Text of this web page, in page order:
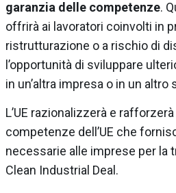
garanzia delle competenze.
offrirà ai lavoratori coinvolti in
ristrutturazione o a rischio di
l’opportunità di sviluppare
in un’altra impresa o in un altro
L’UE razionalizzerà e
competenze dell’UE che
necessarie alle imprese per la
Clean Industrial Deal.